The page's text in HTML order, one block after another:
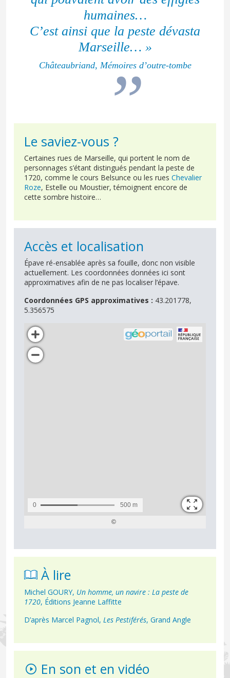
humaines…
C’est ainsi que la peste dévasta
Marseille… »
Châteaubriand, Mémoires d’outre-tombe
Le saviez-vous ?
Certaines rues de Marseille, qui portent le nom de
personnages s’étant distingués pendant la peste de
1720, comme le cours Belsunce ou les rues Chevalier
Roze, Estelle ou Moustier, témoignent encore de
cette sombre histoire…
Accès et localisation
Épave ré-ensablée après sa fouille, donc non visible
actuellement. Les coordonnées données ici sont
approximatives afin de ne pas localiser l’épave.
Coordonnées GPS approximatives : 43.201778,
5.356575
À lire
Michel GOURY, Un homme, un navire : La peste de
1720, Éditions Jeanne Laffitte
D’après Marcel Pagnol, Les Pestiférés, Grand Angle
En son et en vidéo